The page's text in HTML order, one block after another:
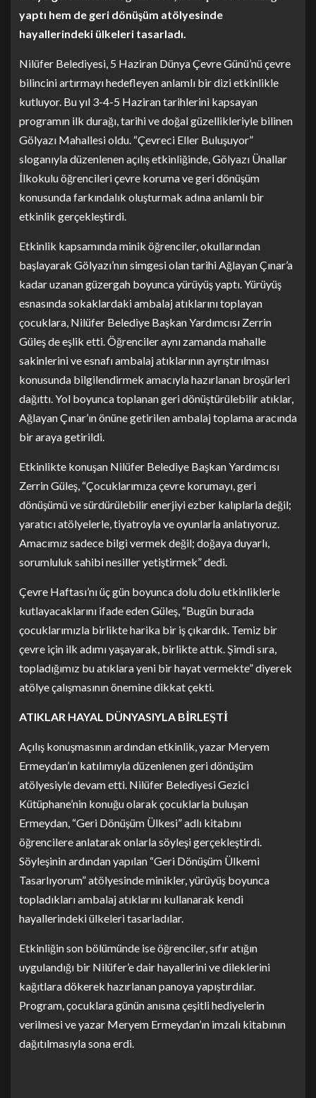
yaptı hem de geri dönüşüm atölyesinde
hayallerindeki ülkeleri tasarladı.
Nilüfer Belediyesi, 5 Haziran Dünya Çevre Günü’nü çevre
bilincini artırmayı hedefleyen anlamlı bir dizi etkinlikle
kutluyor. Bu yıl 3-4-5 Haziran tarihlerini kapsayan
programın ilk durağı, tarihi ve doğal güzellikleriyle bilinen
Gölyazı Mahallesi oldu. “Çevreci Eller Buluşuyor”
sloganıyla düzenlenen açılış etkinliğinde, Gölyazı Ünallar
İlkokulu öğrencileri çevre koruma ve geri dönüşüm
konusunda farkındalık oluşturmak adına anlamlı bir
etkinlik gerçekleştirdi.
Etkinlik kapsamında minik öğrenciler, okullarından
başlayarak Gölyazı’nın simgesi olan tarihi Ağlayan Çınar’a
kadar uzanan güzergah boyunca yürüyüş yaptı. Yürüyüş
esnasında sokaklardaki ambalaj atıklarını toplayan
çocuklara, Nilüfer Belediye Başkan Yardımcısı Zerrin
Güleş de eşlik etti. Öğrenciler aynı zamanda mahalle
sakinlerini ve esnafı ambalaj atıklarının ayrıştırılması
konusunda bilgilendirmek amacıyla hazırlanan broşürleri
dağıttı. Yol boyunca toplanan geri dönüştürülebilir atıklar,
Ağlayan Çınar’ın önüne getirilen ambalaj toplama aracında
bir araya getirildi.
Etkinlikte konuşan Nilüfer Belediye Başkan Yardımcısı
Zerrin Güleş, “Çocuklarımıza çevre korumayı, geri
dönüşümü ve sürdürülebilir enerjiyi ezber kalıplarla değil;
yaratıcı atölyelerle, tiyatroyla ve oyunlarla anlatıyoruz.
Amacımız sadece bilgi vermek değil; doğaya duyarlı,
sorumluluk sahibi nesiller yetiştirmek” dedi.
Çevre Haftası’nı üç gün boyunca dolu dolu etkinliklerle
kutlayacaklarını ifade eden Güleş, “Bugün burada
çocuklarımızla birlikte harika bir iş çıkardık. Temiz bir
çevre için ilk adımı yaşayarak, birlikte attık. Şimdi sıra,
topladığımız bu atıklara yeni bir hayat vermekte” diyerek
atölye çalışmasının önemine dikkat çekti.
ATIKLAR HAYAL DÜNYASIYLA BİRLEŞTİ
Açılış konuşmasının ardından etkinlik, yazar Meryem
Ermeydan’ın katılımıyla düzenlenen geri dönüşüm
atölyesiyle devam etti. Nilüfer Belediyesi Gezici
Kütüphane’nin konuğu olarak çocuklarla buluşan
Ermeydan, “Geri Dönüşüm Ülkesi” adlı kitabını
öğrencilere anlatarak onlarla söyleşi gerçekleştirdi.
Söyleşinin ardından yapılan “Geri Dönüşüm Ülkemi
Tasarlıyorum” atölyesinde minikler, yürüyüş boyunca
topladıkları ambalaj atıklarını kullanarak kendi
hayallerindeki ülkeleri tasarladılar.
Etkinliğin son bölümünde ise öğrenciler, sıfır atığın
uygulandığı bir Nilüfer’e dair hayallerini ve dileklerini
kağıtlara dökerek hazırlanan panoya yapıştırdılar.
Program, çocuklara günün anısına çeşitli hediyelerin
verilmesi ve yazar Meryem Ermeydan’ın imzalı kitabının
dağıtılmasıyla sona erdi.